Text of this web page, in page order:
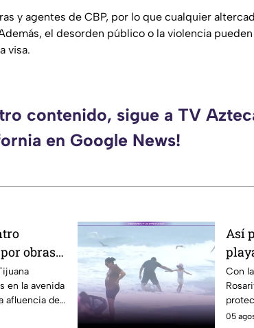
y agentes de CBP, por lo que cualquier
el desorden público o la violencia
visa.
contenido, sigue a TV
en Google News!
obras
en la avenida
afluencia de
Así
Con
FPS
05